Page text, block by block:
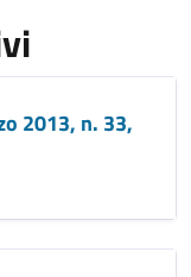
2013, n. 33,